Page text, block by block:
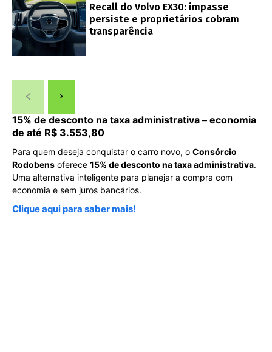
Recall do Volvo EX30: impasse
persiste e proprietários cobram
transparência
15% de desconto na taxa administrativa – economia
de até R$ 3.553,80
Para quem deseja conquistar o carro novo, o Consórcio
Rodobens oferece 15% de desconto na taxa administrativa.
Uma alternativa inteligente para planejar a compra com
economia e sem juros bancários.
Clique aqui para saber mais!